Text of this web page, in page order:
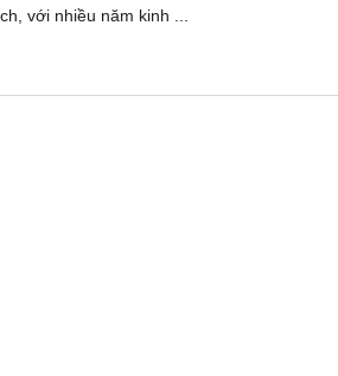
với nhiều năm kinh ...